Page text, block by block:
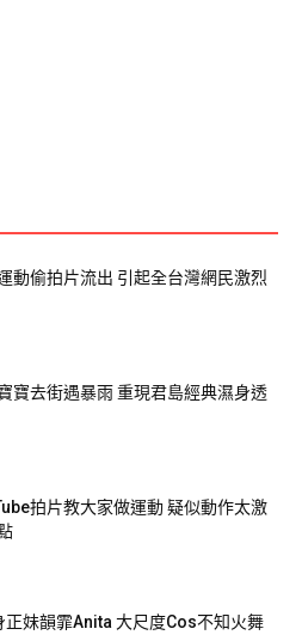
動偷拍片流出 引起全台灣網民激烈
寶去街遇暴雨 重現君島經典濕身透
拍片教大家做運動 疑似動作太激
正妹韻霏Anita 大尺度Cos不知火舞